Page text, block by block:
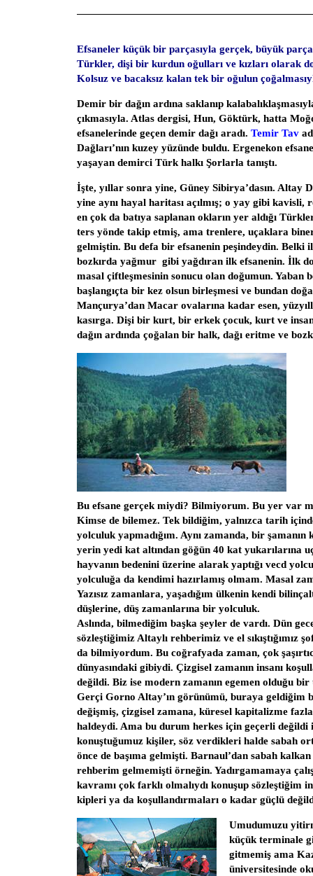
Efsaneler küçük bir parçasıyla gerçek, büyük
Türkler, dişi bir kurdun oğulları ve kızları olarak
Kolsuz ve bacaksız kalan tek bir oğulun
Demir bir dağın ardına saklanıp
çıkmasıyla. Atlas dergisi, Hun, Göktürk, hatta
efsanelerinde geçen demir dağı aradı. Temir Tav
Dağları’nın kuzey yüzünde buldu. Ergenekon
yaşayan demirci Türk halkı Şorlarla tanıştı.
İşte, yıllar sonra yine, Güney Sibirya’dasın. Altay
yine aynı hayal haritası açılmış; o yay gibi kavisli,
en çok da batıya saplanan okların yer aldığı
ters yönde takip etmiş, ama trenlere, uçaklara
gelmiştin. Bu defa bir efsanenin peşindeydin. Belki
bozkırda yağmur gibi yağdıran ilk efsanenin. İlk
masal çiftleşmesinin sonucu olan doğumun. Yaban
başlangıçta bir kez olsun birleşmesi ve bundan
Mançurya’dan Macar ovalarına kadar esen,
kasırga. Dişi bir kurt, bir erkek çocuk, kurt ve
dağın ardında çoğalan bir halk, dağı eritme ve
Bu efsane gerçek miydi? Bilmiyorum. Bu yer var
Kimse de bilemez. Tek bildiğim, yalnızca tarih
yolculuk yapmadığım. Aynı zamanda, bir şamanın
yerin yedi kat altından göğün 40 kat yukarılarına
hayvanın bedenini üzerine alarak yaptığı vecd
yolculuğa da kendimi hazırlamış olmam. Masal
Yazısız zamanlara, yaşadığım ülkenin kendi
düşlerine, düş zamanlarına bir yolculuk.
Aslında, bilmediğim başka şeyler de vardı. Dün
sözleştiğimiz Altaylı rehberimiz ve el sıkıştığımız
da bilmiyordum. Bu coğrafyada zaman, çok
dünyasındaki gibiydi. Çizgisel zamanın insanı
değildi. Biz ise modern zamanın egemen olduğu
Gerçi Gorno Altay’ın görünümü, buraya geldiğim
değişmiş, çizgisel zamana, küresel kapitalizme
haldeydi. Ama bu durum herkes için geçerli değildi
konuştuğumuz kişiler, söz verdikleri halde sabah
önce de başıma gelmişti. Barnaul’dan sabah
rehberim gelmemişti örneğin. Yadırgamamaya
kavramı çok farklı olmalıydı konuşup sözleştiğim
kipleri ya da koşullandırmaları o kadar güçlü
Umudumuzu
küçük terminale
gitmemiş ama
üniversitesinde